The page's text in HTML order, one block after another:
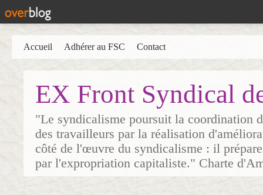
EX Front Syndical
"Le syndicalisme poursuit la coordination
des travailleurs par la réalisation
côté de l'œuvre du syndicalisme : il
par l'expropriation capitaliste." Charte
Accueil Adhérer au FSC Contact